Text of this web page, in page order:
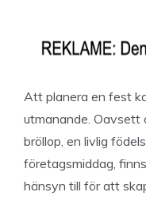
Att planera en fest
utmanande. Oavsett
bröllop, en livlig
företagsmiddag,
hänsyn till för att